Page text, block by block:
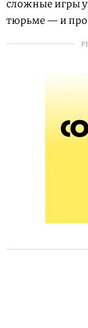
сложные игры
тюрьме — и